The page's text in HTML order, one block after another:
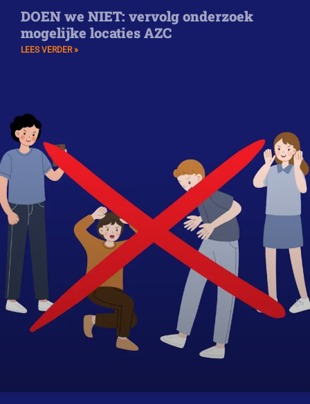
DOEN we NIET: vervolg onderzoek
mogelijke locaties AZC
LEES VERDER »